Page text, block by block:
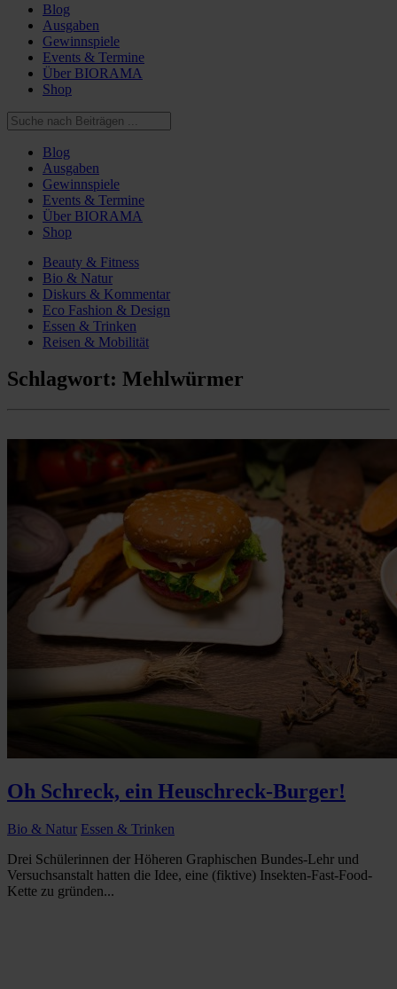
Blog
Ausgaben
Gewinnspiele
Events & Termine
Über BIORAMA
Shop
Blog
Ausgaben
Gewinnspiele
Events & Termine
Über BIORAMA
Shop
Beauty & Fitness
Bio & Natur
Diskurs & Kommentar
Eco Fashion & Design
Essen & Trinken
Reisen & Mobilität
Schlagwort: Mehlwürmer
Oh Schreck, ein Heuschreck-Burger!
Bio & Natur Essen & Trinken
Drei Schülerinnen der Höheren Graphischen Bundes-Lehr und
Versuchsanstalt hatten die Idee, eine (fiktive) Insekten-Fast-Food-
Kette zu gründen...